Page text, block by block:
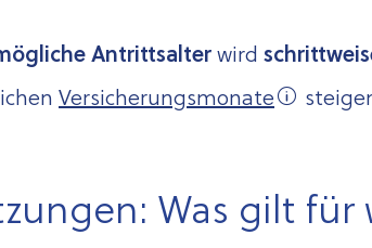
Antrittsalterwird
Versicherungs­monate
Was gilt für